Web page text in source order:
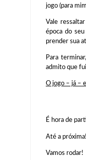
jogo (para
Vale
época do
prender sua
Para
admito que
O jogo – já –
É hora de
Até a próxima!
Vamos rodar!